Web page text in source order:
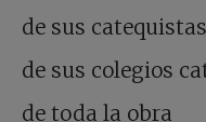
de sus
de sus colegios
de toda la obra